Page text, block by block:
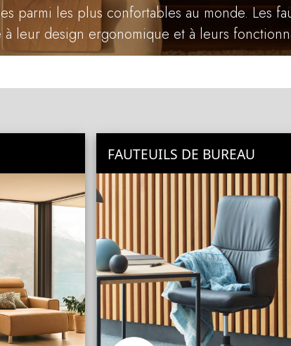
parmi les plus confortables au monde. Les
leur design ergonomique et à leurs
FAUTEUILS DE BUREAU